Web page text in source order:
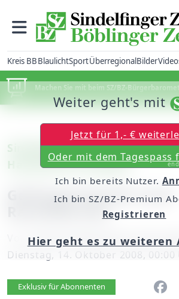
Kreis BBBlaulichtSportÜberregionalBilder
Machen Sie mit beim SZ/BZ-
Sindelfingen/Stuttgart:
Handelshof-Parkplatz
Gefängnisstrafe nach
Raubüberfall
Vonunserem Mitarbeiter Peter
Dienstag, 14. Oktober 2008, 00:00
Artikel vorlesen
Exklusiv für Abonnenten
Weiter geht's mit
Jetzt für 1,- €
Oder mit dem Tagespass
Ich bin bereits Nutzer.
Ich bin SZ/BZ-Premium
Registrieren
Hier geht es zu weiteren